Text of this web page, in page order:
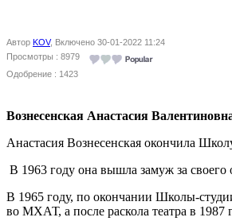
Автор KOV, Включено 30-01-2022 11:24
Просмотры : 8979
Одобрение : 1423
Вознесенская Анастасия
Анастасия Вознесенская окончила
В 1963 году она вышла замуж за
В 1965 году, по окончании Школы-
во МХАТ, а после раскола театра в